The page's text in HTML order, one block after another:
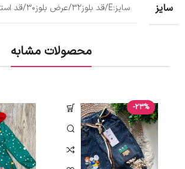
سایز سایز:E/قد بلوز32/عرض بلوز30/قد استین23
محصولات مشابه
-23%